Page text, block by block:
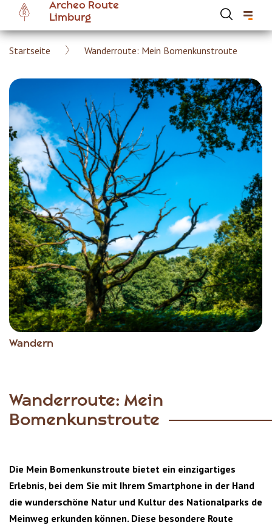
main
content
Archeo Route
Limburg
Breadcrumb
Startseite Wanderroute: Mein Bomenkunstroute
Wandern
Wanderroute: Mein
Bomenkunstroute
Die Mein Bomenkunstroute bietet ein einzigartiges
Erlebnis, bei dem Sie mit Ihrem Smartphone in der Hand
die wunderschöne Natur und Kultur des Nationalparks de
Meinweg erkunden können. Diese besondere Route